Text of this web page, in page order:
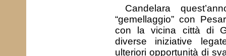
Candelara
“gemellaggio” con
con la vicina città di
diverse iniziative
ulteriori opportunità di